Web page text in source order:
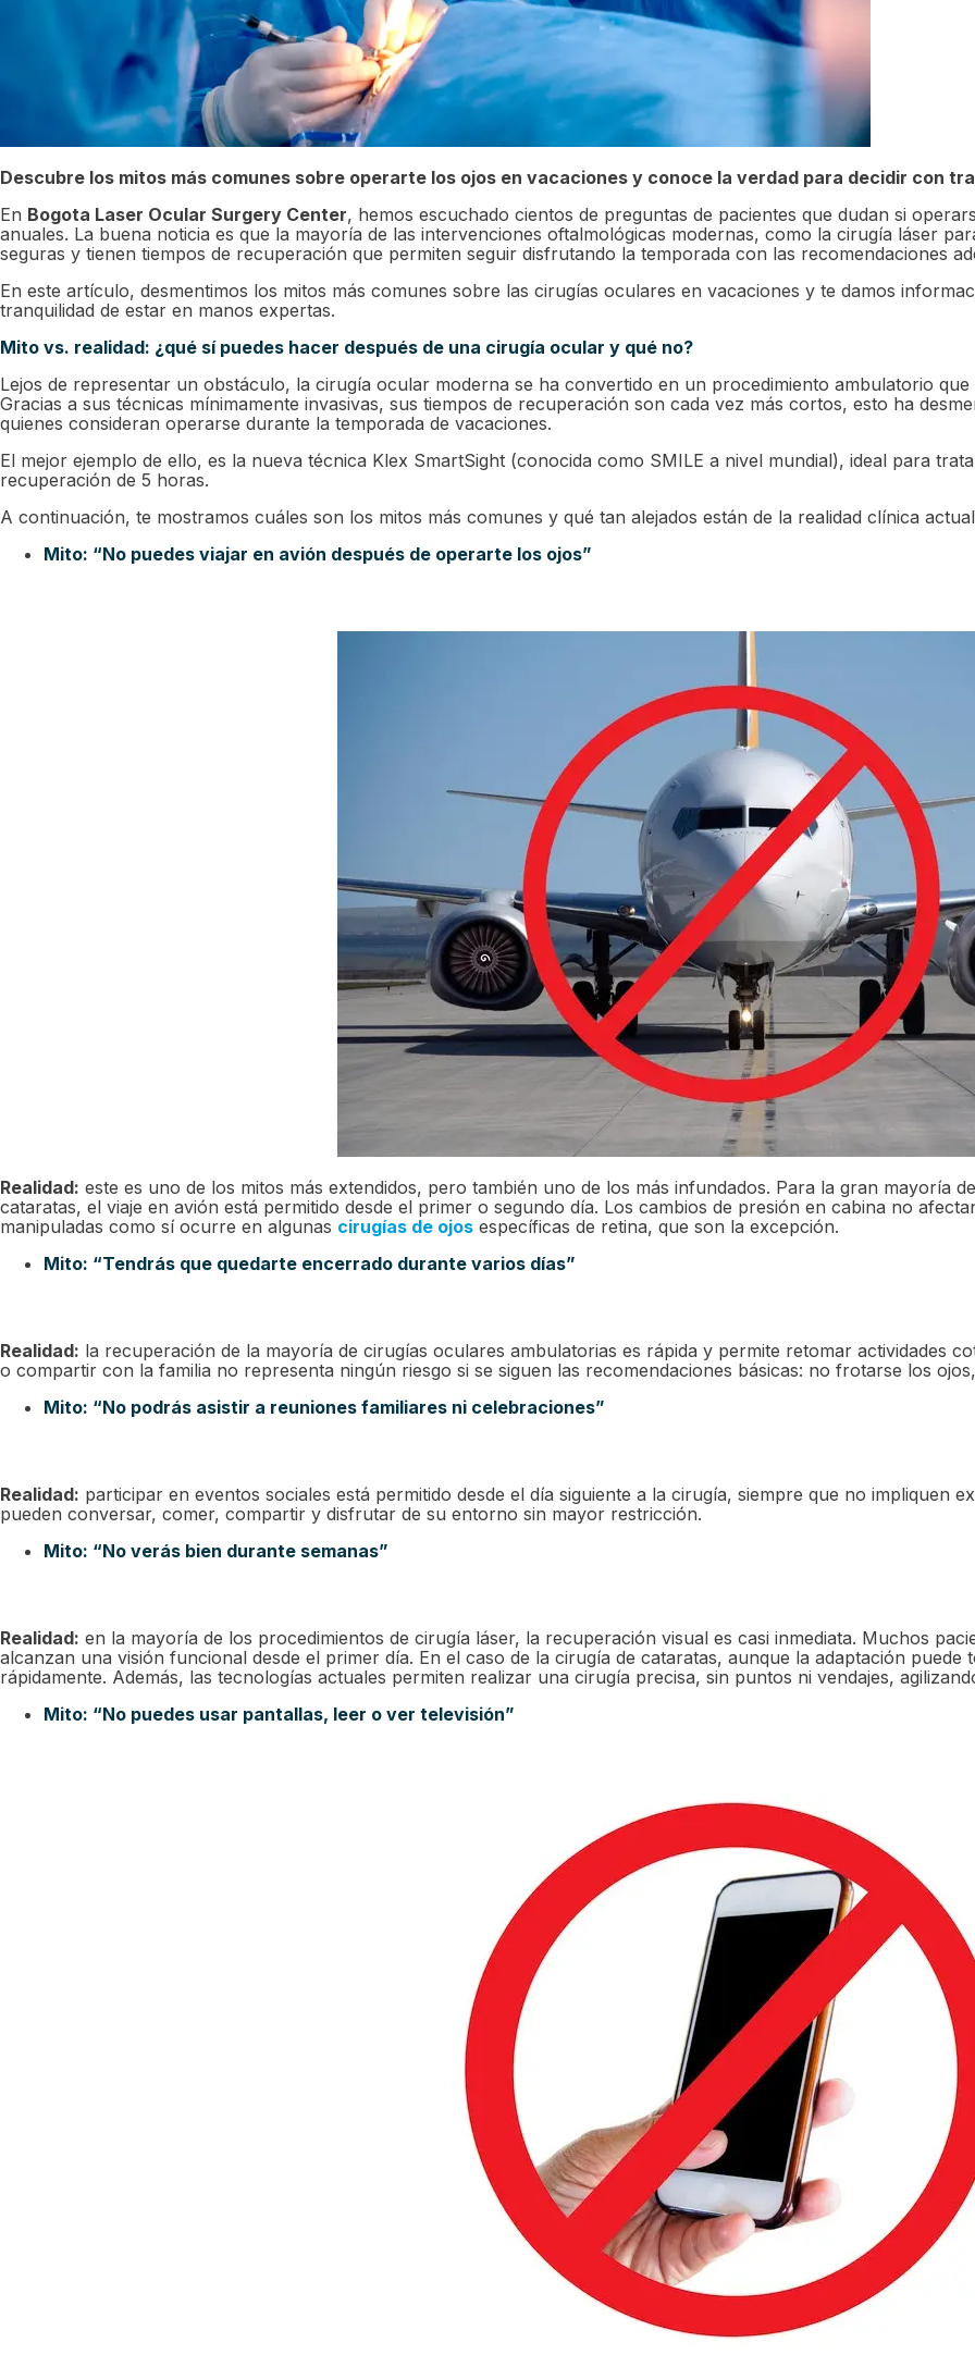
Descubre los mitos más comunes sobre operarte los ojos en vacaciones y conoce la verdad para decidir con
En Bogota Laser Ocular Surgery Center, hemos escuchado cientos de preguntas de pacientes que dudan si
anuales. La buena noticia es que la mayoría de las intervenciones oftalmológicas modernas, como la cirugía láser
seguras y tienen tiempos de recuperación que permiten seguir disfrutando la temporada con las recomendaciones
En este artículo, desmentimos los mitos más comunes sobre las cirugías oculares en vacaciones y te damos
tranquilidad de estar en manos expertas.
Mito vs. realidad: ¿qué sí puedes hacer después de una cirugía ocular y qué no?
Lejos de representar un obstáculo, la cirugía ocular moderna se ha convertido en un procedimiento ambulatorio
Gracias a sus técnicas mínimamente invasivas, sus tiempos de recuperación son cada vez más cortos, esto ha
quienes consideran operarse durante la temporada de vacaciones.
El mejor ejemplo de ello, es la nueva técnica Klex SmartSight (conocida como SMILE a nivel mundial), ideal para
recuperación de 5 horas.
A continuación, te mostramos cuáles son los mitos más comunes y qué tan alejados están de la realidad clínica
Mito: “No puedes viajar en avión después de operarte los ojos”
Realidad: este es uno de los mitos más extendidos, pero también uno de los más infundados. Para la gran mayoría
cataratas, el viaje en avión está permitido desde el primer o segundo día. Los cambios de presión en cabina no
manipuladas como sí ocurre en algunas cirugías de ojos específicas de retina, que son la excepción.
Mito: “Tendrás que quedarte encerrado durante varios días”
Realidad: la recuperación de la mayoría de cirugías oculares ambulatorias es rápida y permite retomar actividades
o compartir con la familia no representa ningún riesgo si se siguen las recomendaciones básicas: no frotarse los
Mito: “No podrás asistir a reuniones familiares ni celebraciones”
Realidad: participar en eventos sociales está permitido desde el día siguiente a la cirugía, siempre que no impliquen
pueden conversar, comer, compartir y disfrutar de su entorno sin mayor restricción.
Mito: “No verás bien durante semanas”
Realidad: en la mayoría de los procedimientos de cirugía láser, la recuperación visual es casi inmediata. Muchos
alcanzan una visión funcional desde el primer día. En el caso de la cirugía de cataratas, aunque la adaptación
rápidamente. Además, las tecnologías actuales permiten realizar una cirugía precisa, sin puntos ni vendajes,
Mito: “No puedes usar pantallas, leer o ver televisión”